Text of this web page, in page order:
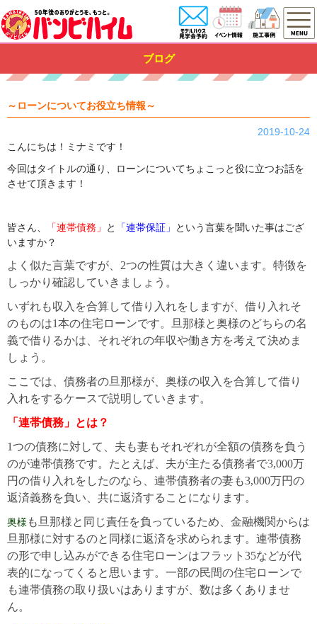
ブログ
～ローンについてお役立ち情報～
2019-10-24
こんにちは！ミナミです！
今回はタイトルの通り、ローンについてちょこっと役に立つお話を
させて頂きます！
皆さん、 「連帯債務」 と 「連帯保証」
という言葉を聞いた事はござ
いますか？
よく似た言葉ですが、 2つの性質は大きく違います。特徴を
しっかり確認していきましょう。
いずれも収入を合算して借り入れをしますが、借り入れそ
のものは1本の住宅ローンです。旦那様と奥様のどちらの名
義で借りるかは、それぞれの年収や働き方を考えて決めま
しょう。
ここでは、債務者の旦那様が、奥様の収入を合算して借り
入れをするケースで説明していきます。
「連帯債務」とは？
1つの債務に対して、夫も妻もそれぞれが全額の債務を負う
のが連帯債務です。たとえば、夫が主たる債務者で3,000万
円の借り入れをしたのなら、連帯債務者の妻も3,000万円の
返済義務を負い、共に返済することになります。
奥様 も旦那様と同じ責任を負っているため、金融機関からは
旦那様に対するのと同様に返済を求められます。連帯債務
の形で申し込みができる住宅ローンはフラット35などが代
表的になってくると思います。一部の民間の住宅ローンで
も連帯債務の取り扱いはありますが、数は多くありませ
ん。